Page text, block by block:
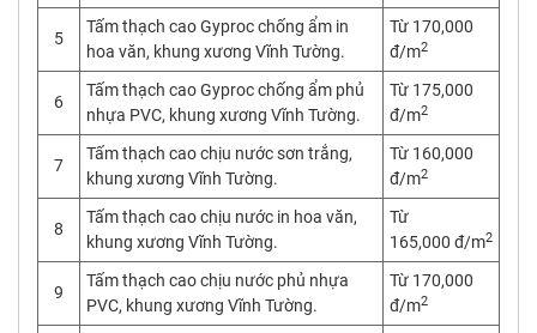
5
Tấm thạch cao Gyproc chống ẩm in
hoa văn, khung xương Vĩnh Tường.
Từ 170,000
đ/m2
6
Tấm thạch cao Gyproc chống ẩm phủ
nhựa PVC, khung xương Vĩnh Tường.
Từ 175,000
đ/m2
7
Tấm thạch cao chịu nước sơn trắng,
khung xương Vĩnh Tường.
Từ 160,000
đ/m2
8
Tấm thạch cao chịu nước in hoa văn,
khung xương Vĩnh Tường.
Từ
165,000 đ/m2
9
Tấm thạch cao chịu nước phủ nhựa
PVC, khung xương Vĩnh Tường.
Từ 170,000
đ/m2